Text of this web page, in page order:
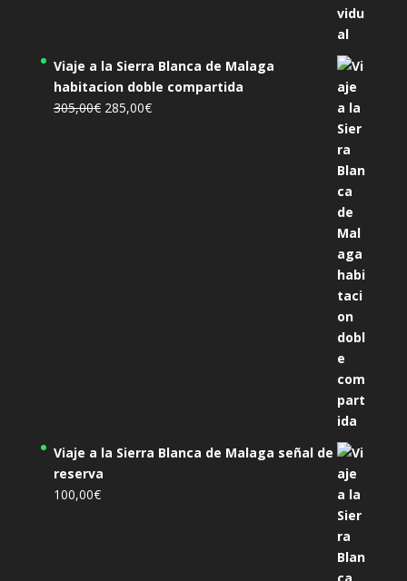
Viaje a la Sierra Blanca de Malaga
habitacion doble compartida
305,00€ El
285,00€El
Viaje a la Sierra Blanca de Malaga señal de
reserva
100,00€